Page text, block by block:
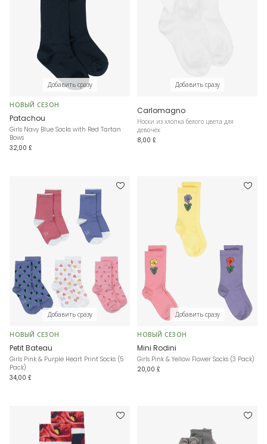
Добавить сразу
НОВЫЙ СЕЗОН
Patachou
Girls Navy Blue Socks with Red Tartan
Bows
32,00 £
Добавить сразу
Carlomagno
Носки из хлопка белого цвета для
девочек
8,00 £
Добавить сразу
НОВЫЙ СЕЗОН
Petit Bateau
Girls Pink & Purple Heart Print Socks (5
Pack)
34,00 £
Добавить сразу
НОВЫЙ СЕЗОН
Mini Rodini
Girls Pink & Yellow Flower Socks (3 Pack)
20,00 £